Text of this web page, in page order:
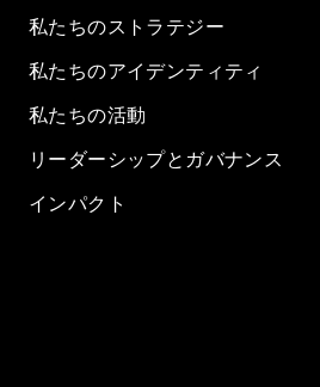
私たちのストラテジー
私たちのアイデンティティ
私たちの活動
リーダーシップとガバナンス
インパクト